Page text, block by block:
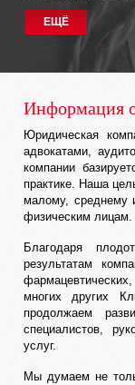
ЕЩЁ
Информация
Юридическая
адвокатами,
компании
практике. Наша
малому, среднему
физическим лицам.
Благодаря
результатам
многих других
продолжаем
специалистов,
услуг.
Мы думаем не